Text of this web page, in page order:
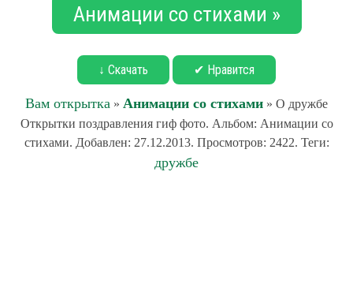
Анимации со стихами »
↓ Скачать ✔ Нравится
Вам открытка » Анимации со стихами » О дружбе
Открытки поздравления гиф фото. Альбом: Анимации со
стихами. Добавлен: 27.12.2013. Просмотров: 2422. Теги:
дружбе